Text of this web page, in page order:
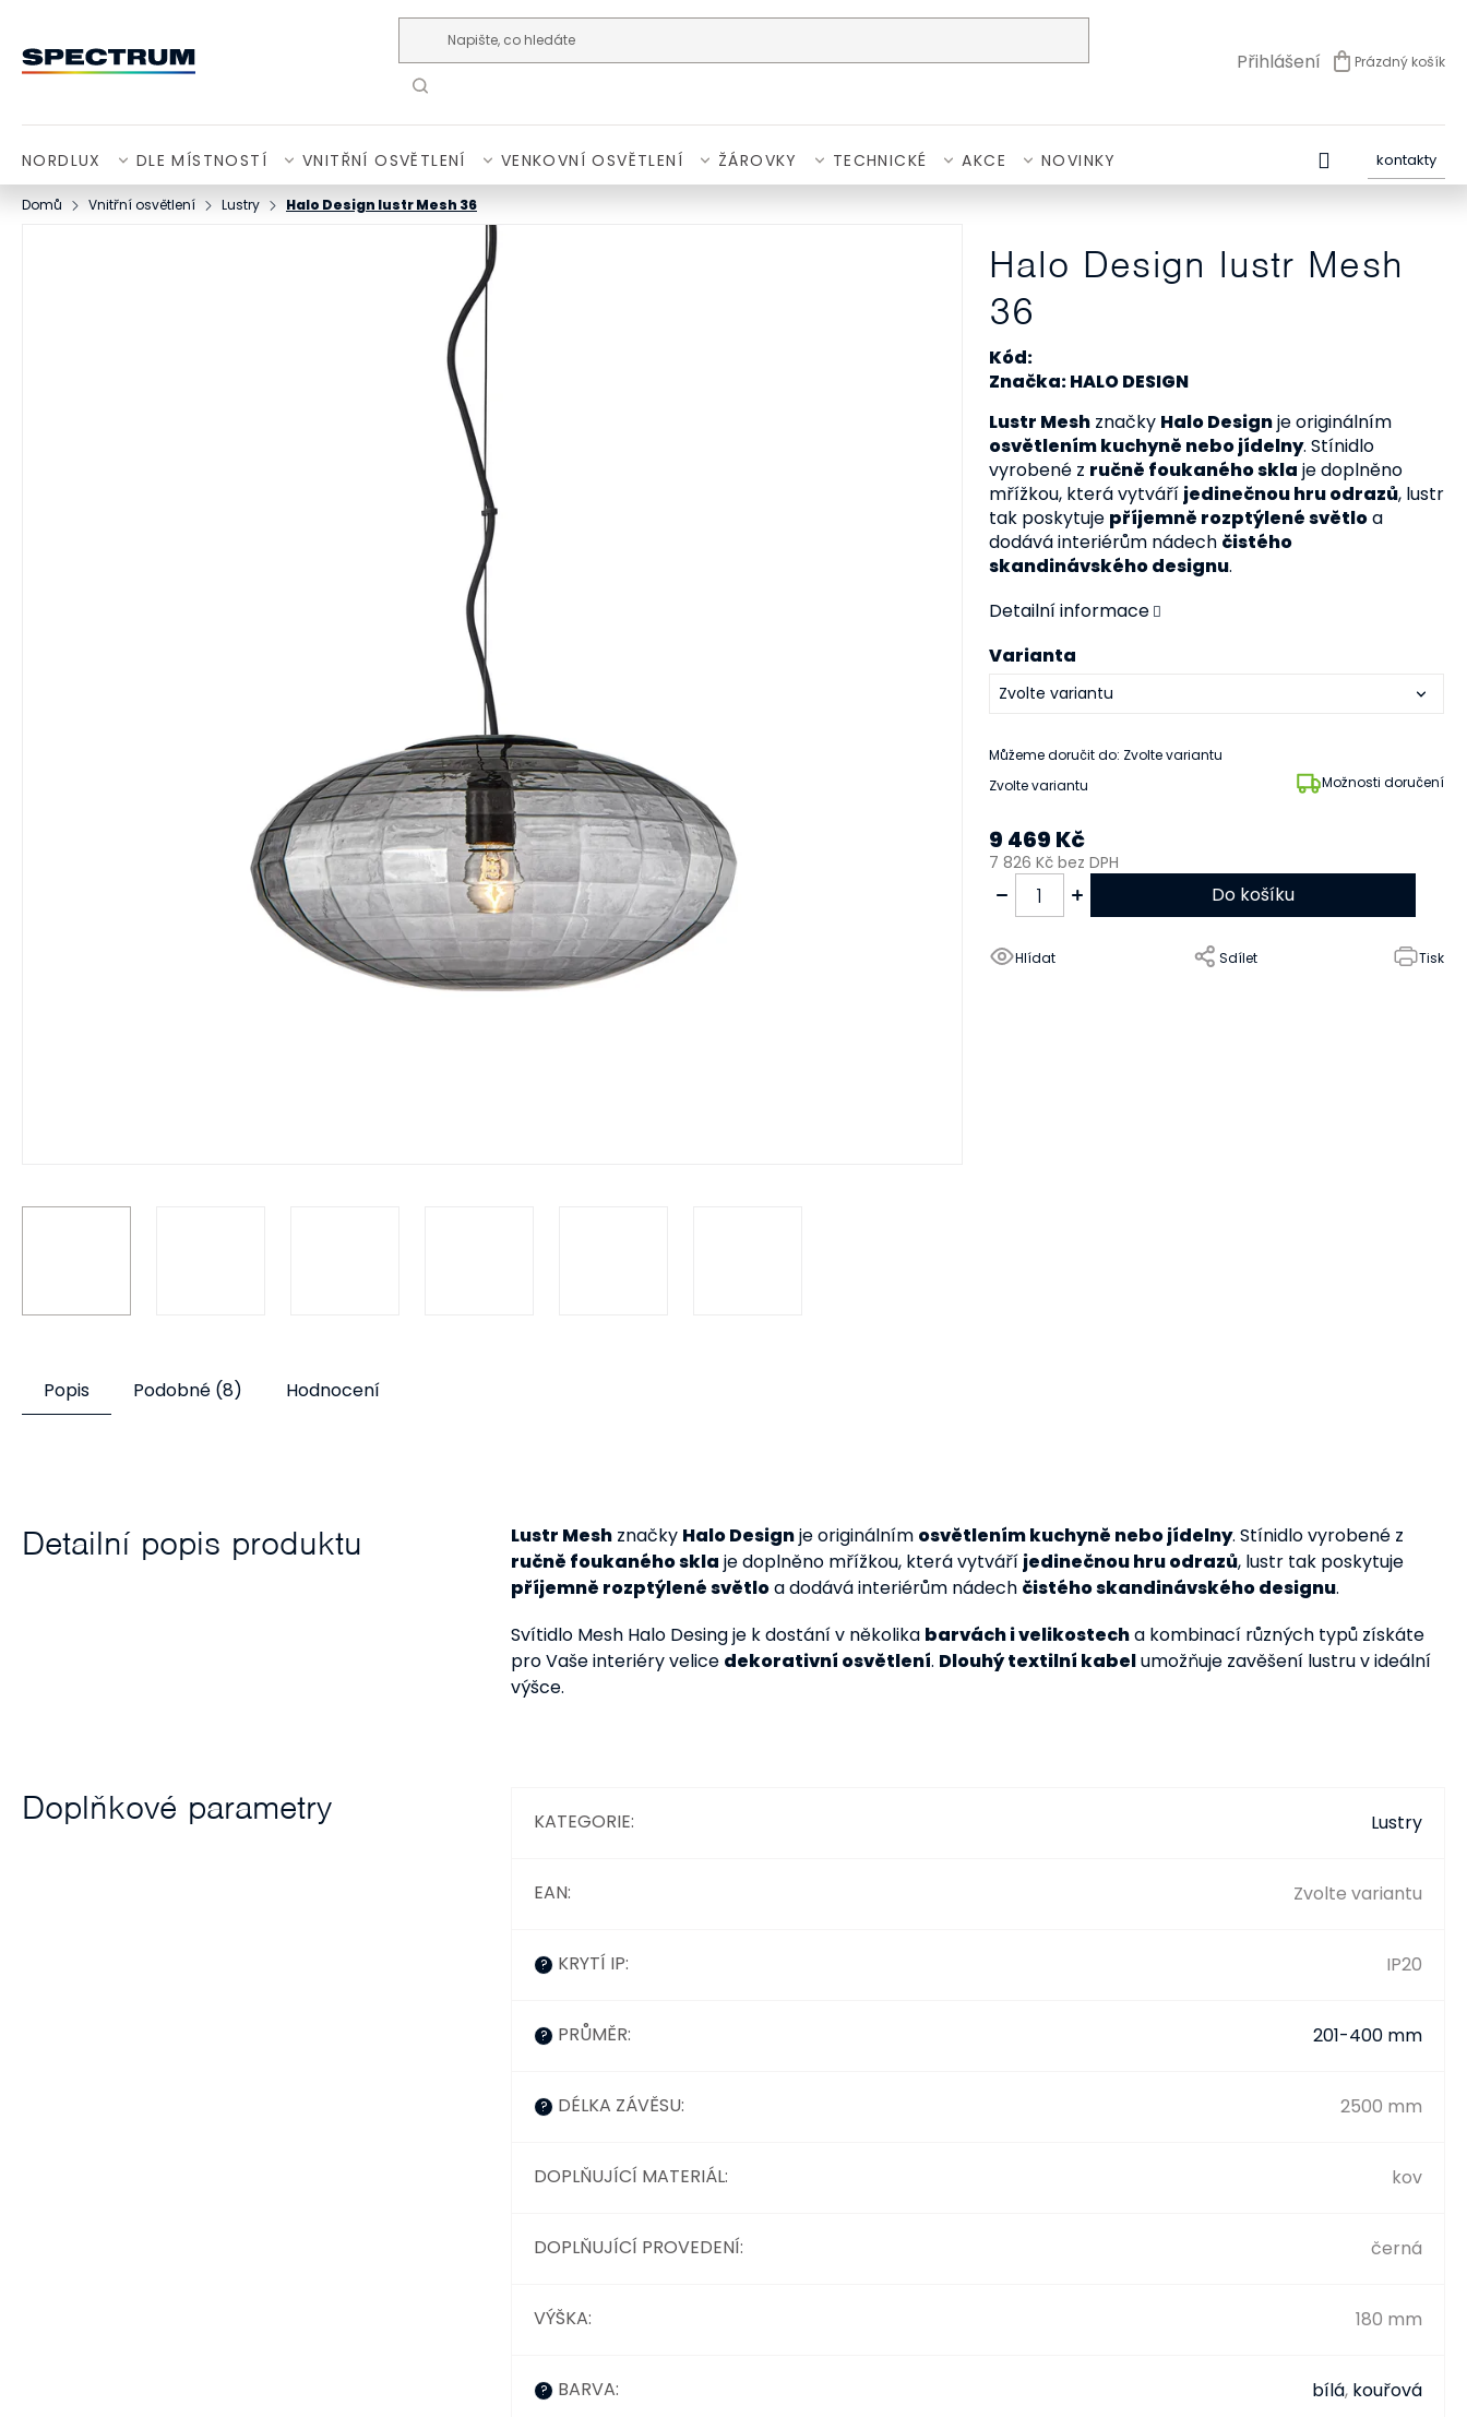
Přihlášení NÁKUPNÍ
Prázdný košík
NORDLUX DLE MÍSTNOSTÍ VNITŘNÍ OSVĚTLENÍ VENKOVNÍ OSVĚTLENÍ ŽÁROVKY TECHNICKÉ AKCE NOVINKY kontakty
Domů Vnitřní osvětlení Lustry Halo Design lustr Mesh 36
Halo Design lustr Mesh
36
Kód:
Značka: HALO DESIGN
Zvolte variantu Možnosti doručení
Varianta
Můžeme doručit do: Zvolte variantu
Lustr Meshznačky Halo Designje originálním
osvětlením kuchyně nebo jídelny. Stínidlo
vyrobené z ručně foukaného skla je doplněno
mřížkou, která vytváří jedinečnou hru odrazů, lustr
tak poskytuje příjemně rozptýlené světloa
dodává interiérům nádech čistého
skandinávského designu.
Detailní informace
Tisk
Hlídat Sdílet
9 469 Kč
7 826 Kč bez DPH
Do košíku
Popis Podobné (8) Hodnocení
Detailní popis produktu Lustr Mesh značky Halo Designje originálním osvětlením kuchyně nebo jídelny. Stínidlo vyrobené z
ručně foukaného skla je doplněno mřížkou, která vytváří jedinečnou hru odrazů, lustr tak poskytuje
příjemně rozptýlené světloa dodává interiérům nádech čistého skandinávského designu.
Svítidlo Mesh Halo Desing je k dostání v několika barvách i velikostecha kombinací různých typů získáte
pro Vaše interiéry velice dekorativní osvětlení. Dlouhý textilní kabelumožňuje zavěšení lustru v ideální
výšce.
Doplňkové parametry KATEGORIE: Lustry
EAN: Zvolte variantu
? KRYTÍ IP: IP20
? PRŮMĚR: 201-400 mm
? DÉLKA ZÁVĚSU: 2500 mm
DOPLŇUJÍCÍ MATERIÁL: kov
DOPLŇUJÍCÍ PROVEDENÍ: černá
VÝŠKA: 180 mm
? BARVA: bílá, kouřová